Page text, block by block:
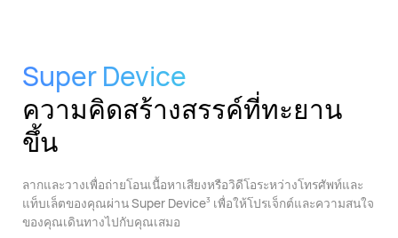
Super Device
ความคิดสร้างสรรค์ที่ทะยาน
ขึ้น
ลากและวางเพื่อถ่ายโอนเนื้อหาเสียงหรือวิดีโอระหว่างโทรศัพท์และ
แท็บเล็ตของคุณผ่าน Super Device3 เพื่อให้โปรเจ็กต์และความสนใจ
ของคุณเดินทางไปกับคุณเสมอ